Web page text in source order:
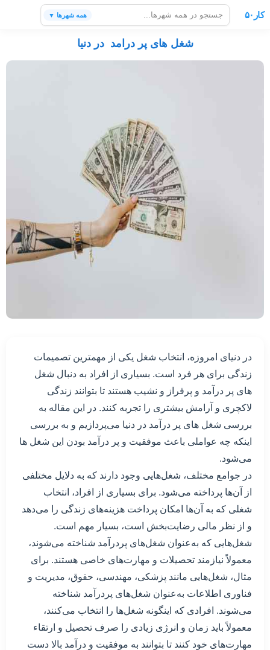
کار۵۰ همه شهرها ▼
شغل های پر درامد در دنیا
در دنیای امروزه، انتخاب شغل یکی از مهمترین تصمیمات
زندگی برای هر فرد است. بسیاری از افراد به دنبال شغل
های پر درآمد و پرفراز و نشیب هستند تا بتوانند زندگی
لاکچری و آرامش بیشتری را تجربه کنند. در این مقاله به
بررسی شغل های پر درآمد در دنیا می‌پردازیم و به بررسی
اینکه چه عواملی باعث موفقیت و پر درآمد بودن این شغل ها
می‌شود.
در جوامع مختلف، شغل‌هایی وجود دارند که به دلایل مختلفی
از آن‌ها پرداخته می‌شود. برای بسیاری از افراد، انتخاب
شغلی که به آن‌ها امکان پرداخت هزینه‌های زندگی را می‌دهد
و از نظر مالی رضایت‌بخش است، بسیار مهم است.
شغل‌هایی که به‌عنوان شغل‌های پردرآمد شناخته می‌شوند،
معمولاً نیازمند تحصیلات و مهارت‌های خاصی هستند. برای
مثال، شغل‌هایی مانند پزشکی، مهندسی، حقوق، مدیریت و
فناوری اطلاعات به‌عنوان شغل‌های پردرآمد شناخته
می‌شوند. افرادی که اینگونه شغل‌ها را انتخاب می‌کنند،
معمولاً باید زمان و انرژی زیادی را صرف تحصیل و ارتقاء
مهارت‌های خود کنند تا بتوانند به موفقیت و درآمد بالا دست